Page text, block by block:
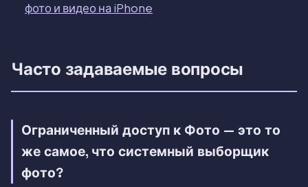
фото и видео на iPhone
Часто задаваемые вопросы
Ограниченный доступ к Фото — это то
же самое, что системный выборщик
фото?